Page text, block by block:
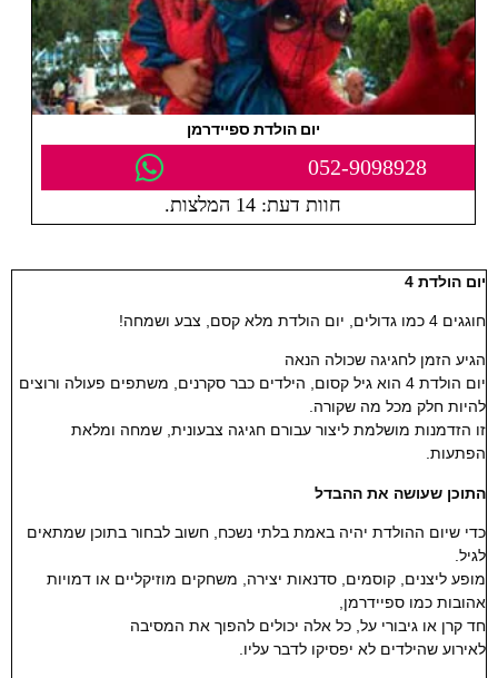
יום הולדת ספיידרמן
052-9098928
חוות דעת: 14 המלצות.
יום הולדת 4
חוגגים 4 כמו גדולים, יום הולדת מלא קסם, צבע ושמחה!
הגיע הזמן לחגיגה שכולה הנאה
יום הולדת 4 הוא גיל קסום, הילדים כבר סקרנים, משתפים פעולה ורוצים
להיות חלק מכל מה שקורה.
זו הזדמנות מושלמת ליצור עבורם חגיגה צבעונית, שמחה ומלאת
הפתעות.
התוכן שעושה את ההבדל
כדי שיום ההולדת יהיה באמת בלתי נשכח, חשוב לבחור בתוכן שמתאים
לגיל.
מופע ליצנים, קוסמים, סדנאות יצירה, משחקים מוזיקליים או דמויות
אהובות כמו ספיידרמן,
חד קרן או גיבורי על, כל אלה יכולים להפוך את המסיבה
לאירוע שהילדים לא יפסיקו לדבר עליו.